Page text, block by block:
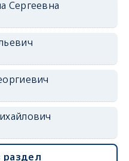
Сергеевна
раздел